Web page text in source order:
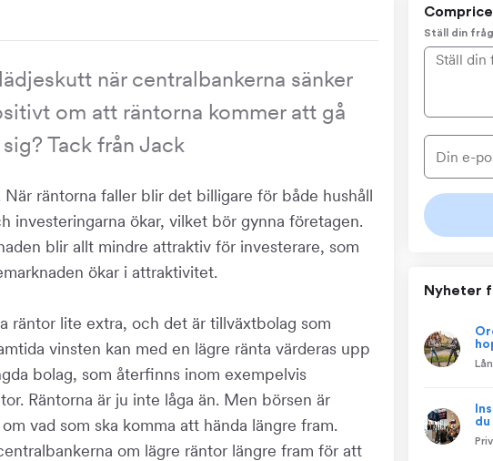
när centralbankerna sänker
om att räntorna kommer att gå
Tack från Jack
räntorna faller blir det billigare för både hushåll
investeringarna ökar, vilket bör gynna företagen.
blir allt mindre attraktiv för investerare, som
ökar i attraktivitet.
räntor lite extra, och det är tillväxtbolag som
vinsten kan med en lägre ränta värderas upp
bolag, som återfinns inom exempelvis
Räntorna är ju inte låga än. Men börsen är
vad som ska komma att hända längre fram.
om lägre räntor längre fram för att
Ställ din
Nyheter
Lån